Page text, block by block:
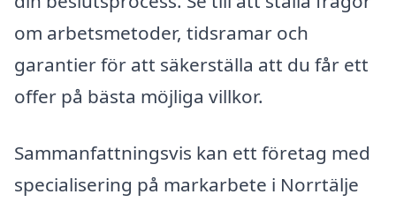
om arbetsmetoder, tidsramar och
garantier för att säkerställa att du får ett
offer på bästa möjliga villkor.
Sammanfattningsvis kan ett företag med
specialisering på markarbete i Norrtälje